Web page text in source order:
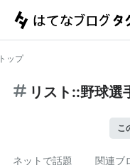
ップ
リスト::野球選
こ
ネットで話題 関連ブ